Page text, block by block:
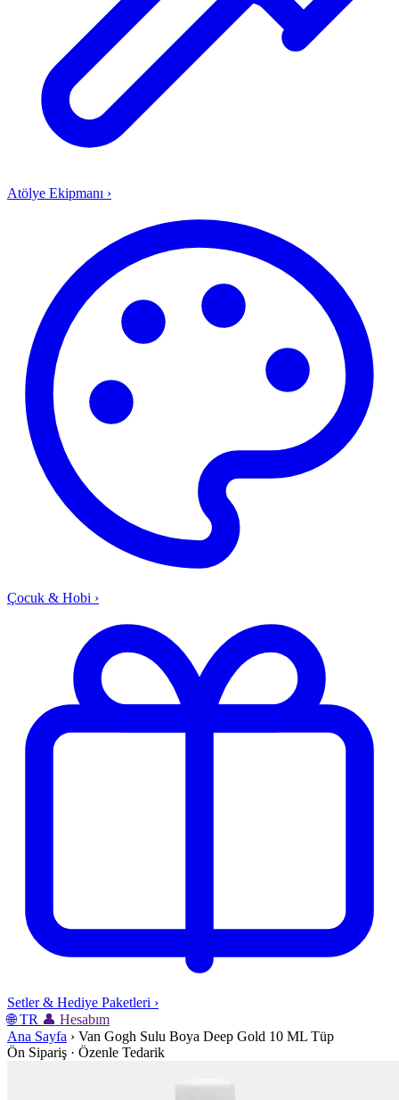
Atölye Ekipmanı ›
Çocuk & Hobi ›
Setler & Hediye Paketleri ›
🌐 TR 👤 Hesabım
Ana Sayfa › Van Gogh Sulu Boya Deep Gold 10 ML Tüp
Ön Sipariş · Özenle Tedarik